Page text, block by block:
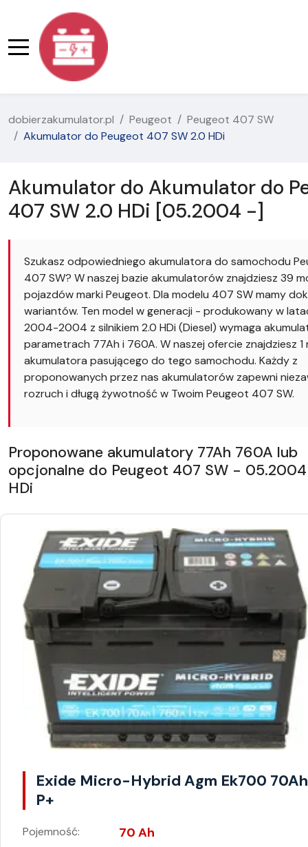
dobierzakumulator.pl Peugeot
Peugeot 407 SW
Akumulator do Peugeot 407 SW 2.0 HDi
Akumulator do Akumulator do
407 SW 2.0 HDi [05.2004 -]
Szukasz odpowiedniego akumulatora do samochodu
407 SW? W naszej bazie akumulatorów znajdziesz 39
pojazdów marki Peugeot. Dla modelu 407 SW mamy
wariantów. Ten model w generacji - produkowany w
2004-2004 z silnikiem 2.0 HDi (Diesel) wymaga
parametrach 77Ah i 760A. W naszej ofercie znajdziesz 1
akumulatora pasującego do tego samochodu. Każdy z
proponowanych przez nas akumulatorów zapewni
rozruch i długą żywotność w Twoim Peugeot 407 SW.
Proponowane akumulatory 77Ah 760A lub
opcjonalne do Peugeot 407 SW -
HDi
Exide Micro-Hybrid Agm Ek700
P+
Pojemność: 70 Ah